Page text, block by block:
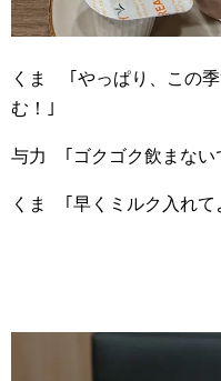
くま ｢やっぱり、この季
む！｣
与力 ｢ゴクゴク飲まない
くま ｢早くミルク入れて